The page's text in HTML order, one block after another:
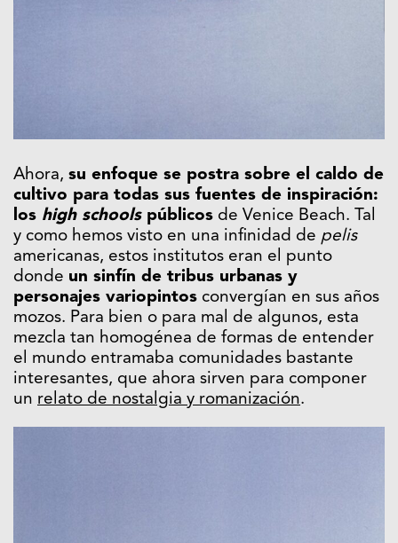
Ahora, su enfoque se postra sobre el caldo de
cultivo para todas sus fuentes de inspiración:
los high schoolspúblicos de Venice Beach. Tal
y como hemos visto en una infinidad de pelis
americanas, estos institutos eran el punto
donde un sinfín de tribus urbanas y
personajes variopintos convergían en sus años
mozos. Para bien o para mal de algunos, esta
mezcla tan homogénea de formas de entender
el mundo entramaba comunidades bastante
interesantes, que ahora sirven para componer
un relato de nostalgia y romanización.